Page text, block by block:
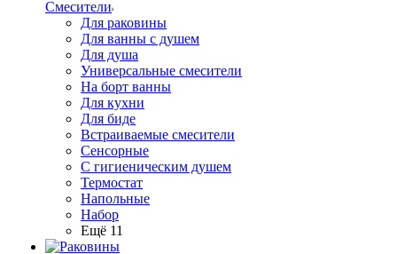
Смесители
Для раковины
Для ванны с душем
Для душа
Универсальные смесители
На борт ванны
Для кухни
Для биде
Встраиваемые смесители
Сенсорные
С гигиеническим душем
Термостат
Напольные
Набор
Ещё 11